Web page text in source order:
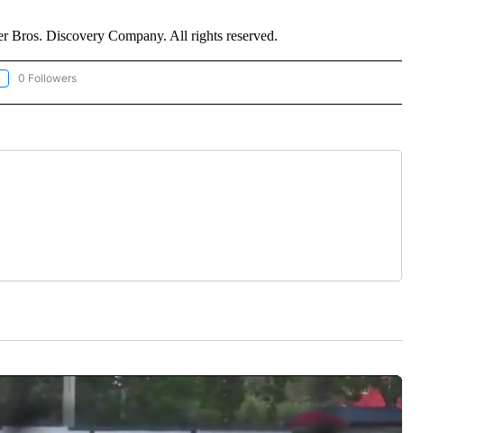
Discovery Company. All rights reserved.
"CNN-SPANISH" TO RECEIVE NOTIFICATIONS ABOUT NEW PAGES ON "CNN-SPANISH".
0 Followers